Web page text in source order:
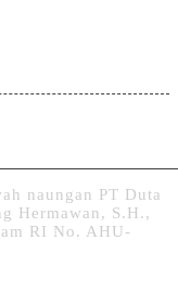
naungan PT Duta
Hermawan, S.H.,
RI No. AHU-